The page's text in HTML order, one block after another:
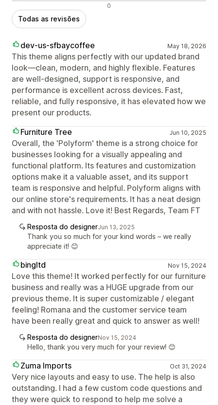
0
Todas as revisões
dev-us-sfbaycoffee May 18, 2026
This theme aligns perfectly with our updated brand
look—clean, modern, and highly flexible. Features
are well‑designed, support is responsive, and
performance is excellent across devices. Fast,
reliable, and fully responsive, it has elevated how we
present our products.
Furniture Tree
Jun 10, 2025
Overall, the 'Polyform' theme is a strong choice for
businesses looking for a visually appealing and
functional platform. Its features and customization
options make it a valuable asset, and its support
team is responsive and helpful. Polyform aligns with
our online store's requirements. It has a neat design
and with not hassle. Love it! Best Regards, Team FT
Resposta do designerJun 13, 2025
Thank you so much for your kind words – we really
appreciate it! 😊
bingltd Nov 15, 2024
Love this theme! It worked perfectly for our furniture
business and really was a HUGE upgrade from our
previous theme. It is super customizable / elegant
feeling! Romana and the customer service team
have been really great and quick to answer as well!
Resposta do designerNov 15, 2024
Hello, thank you very much for your review! 😊
Zuma Imports Oct 31, 2024
Very nice layouts and easy to use. The help is also
outstanding. I had a few custom code questions and
they were quick to respond to help me solve a